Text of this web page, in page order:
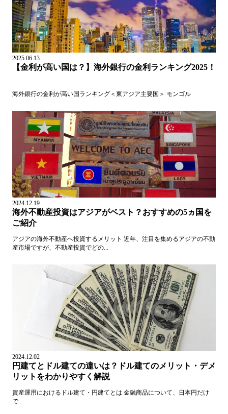
2025.06.13
【金利が高い国は？】海外銀行の金利ランキング2025！
海外銀行の金利が高い国ランキング＜東アジア主要国＞ モンゴル
2024.12.19
海外不動産投資はアジアがベスト？おすすめの5ヵ国を
ご紹介
アジアの海外不動産へ投資するメリット 近年、注目を集めるアジアの不動
産市場ですが、不動産投資でどの...
2024.12.02
円建てとドル建ての違いは？ドル建てのメリット・デメ
リットをわかりやすく解説
資産運用におけるドル建て・円建てとは 金融商品について、日本円だけ
で...